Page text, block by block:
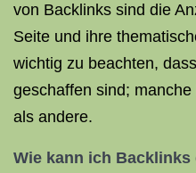
von Backlinks sind die
Seite und ihre
wichtig zu beachten,
geschaffen sind;
als andere.
Wie kann ich Backlinks